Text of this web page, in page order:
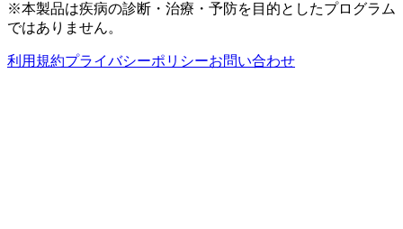
※本製品は疾病の診断・治療・予防を目的としたプログラム
ではありません。
利用規約プライバシーポリシーお問い合わせ